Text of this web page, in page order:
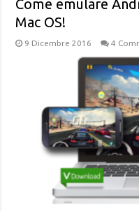
Come emulare
Mac OS!
9 Dicembre 2016 4